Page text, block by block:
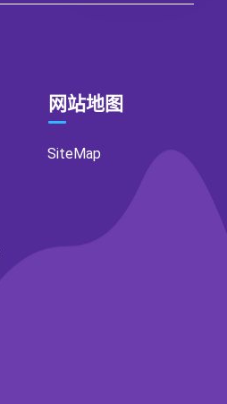
网站地图
SiteMap